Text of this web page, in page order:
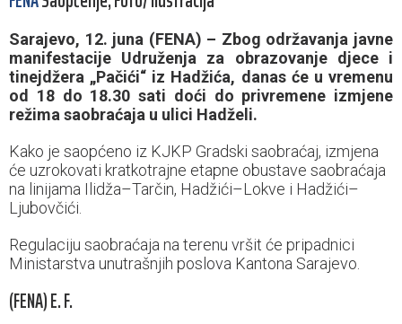
Sarajevo, 12. juna (FENA) – Zbog održavanja javne
manifestacije Udruženja za obrazovanje djece i
tinejdžera „Pačići“ iz Hadžića, danas će u vremenu
od 18 do 18.30 sati doći do privremene izmjene
režima saobraćaja u ulici Hadželi.
Kako je saopćeno iz KJKP Gradski saobraćaj, izmjena
će uzrokovati kratkotrajne etapne obustave saobraćaja
na linijama Ilidža–Tarčin, Hadžići–Lokve i Hadžići–
Ljubovčići.
Regulaciju saobraćaja na terenu vršit će pripadnici
Ministarstva unutrašnjih poslova Kantona Sarajevo.
(FENA) E. F.